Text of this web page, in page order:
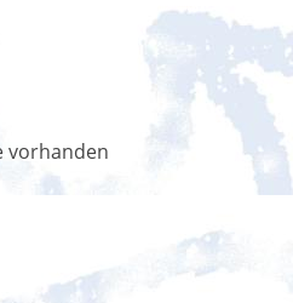
vorhanden